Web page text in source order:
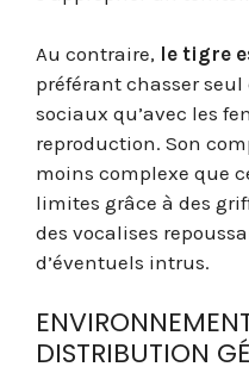
Au contraire, le tigre
préférant chasser
sociaux qu’avec les
reproduction. Son
moins complexe que
limites grâce à des
des vocalises
d’éventuels intrus.
DISTRIBUTION